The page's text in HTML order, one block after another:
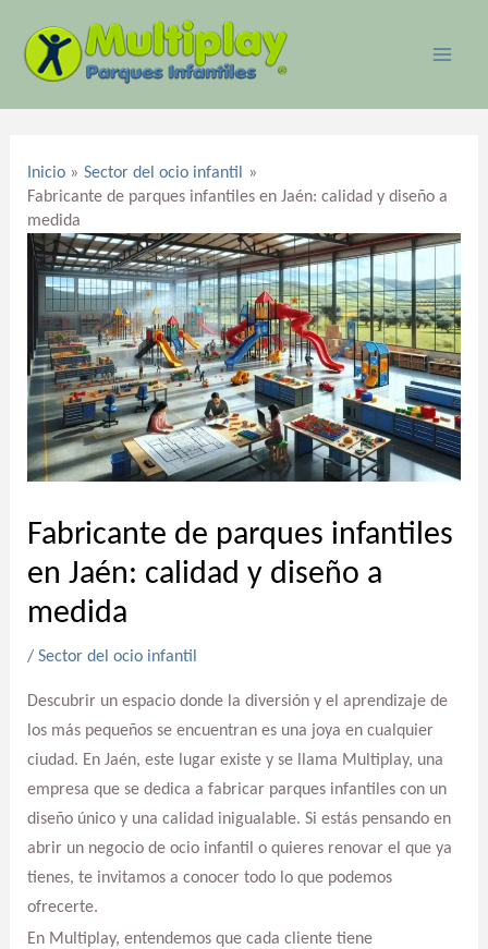
contenido
Inicio
Sector del ocio infantil
Fabricante de parques infantiles en Jaén: calidad y diseño a
medida
Fabricante de parques infantiles
en Jaén: calidad y diseño a
medida
/ Sector del ocio infantil
Descubrir un espacio donde la diversión y el aprendizaje de
los más pequeños se encuentran es una joya en cualquier
ciudad. En Jaén, este lugar existe y se llama Multiplay, una
empresa que se dedica a fabricar parques infantiles con un
diseño único y una calidad inigualable. Si estás pensando en
abrir un negocio de ocio infantil o quieres renovar el que ya
tienes, te invitamos a conocer todo lo que podemos
ofrecerte.
En Multiplay, entendemos que cada cliente tiene
entradas